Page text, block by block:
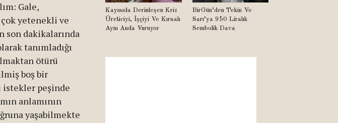
Gale,
yetenekli ve
son dakikalarında
tanımladığı
ötürü
boş bir
istekler peşinde
anlamının
yaşabilmekte
Kayısıda Derinleşen Kriz
Üreticiyi, İşçiyi Ve Kırsalı
Aynı Anda Vuruyor
BirGün’den Tekin Ve
Sarı’ya 950 Liralık
Sembolik Dava